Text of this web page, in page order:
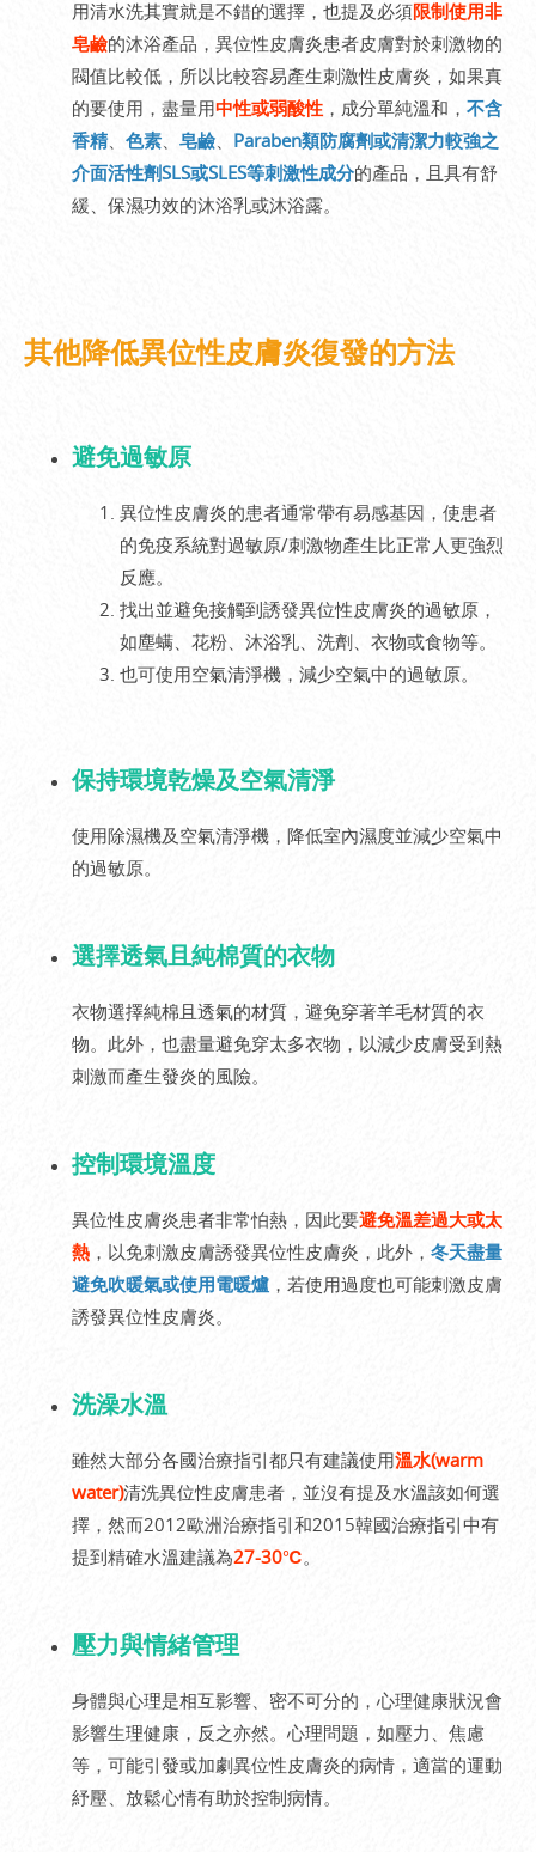
用清水洗其實就是不錯的選擇，也提及必須限制使用非
皂鹼的沐浴產品，異位性皮膚炎患者皮膚對於刺激物的
閥值比較低，所以比較容易產生刺激性皮膚炎，如果真
的要使用，盡量用中性或弱酸性 ，成分單純溫和， 不含
香精、 色素 皂鹼
Paraben類防腐劑或清潔力較強之
介面活性劑SLS或SLES等刺激性成分的產品，且具有舒
緩、保濕功效的沐浴乳或沐浴露。
其他降低異位性皮膚炎復發的方法
避免過敏原
異位性皮膚炎的患者通常帶有易感基因，使患者
的免疫系統對過敏原/刺激物產生比正常人更強烈
反應。
找出並避免接觸到誘發異位性皮膚炎的過敏原，
如塵螨、花粉、沐浴乳、洗劑、衣物或食物等。
也可使用空氣清淨機，減少空氣中的過敏原。
保持環境乾燥及空氣清淨
使用除濕機及空氣清淨機，降低室內濕度並減少空氣中
的過敏原。
選擇透氣且純棉質的衣物
衣物選擇純棉且透氣的材質，避免穿著羊毛材質的衣
物。此外，也盡量避免穿太多衣物，以減少皮膚受到熱
刺激而產生發炎的風險。
控制環境溫度
異位性皮膚炎患者非常怕熱，因此要避免溫差過大或太
熱 ，以免刺激皮膚誘發異位性皮膚炎，此外， 冬天盡量
避免吹暖氣或使用電暖爐 ，若使用過度也可能刺激皮膚
誘發異位性皮膚炎。
洗澡水溫
雖然大部分各國治療指引都只有建議使用溫水(warm
water)清洗異位性皮膚患者，並沒有提及水溫該如何選
擇，然而2012歐洲治療指引和2015韓國治療指引中有
提到精確水溫建議為27-30℃。
壓力與情緒管理
身體與心理是相互影響、密不可分的，心理健康狀況會
影響生理健康，反之亦然。心理問題，如壓力、焦慮
等，可能引發或加劇異位性皮膚炎的病情，適當的運動
紓壓、放鬆心情有助於控制病情。